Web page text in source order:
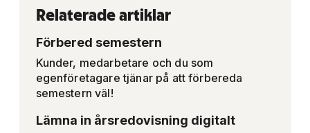
Relaterade artiklar
Förbered semestern
Kunder, medarbetare och du som
egenföretagare tjänar på att förbereda
semestern väl!
Lämna in årsredovisning digitalt